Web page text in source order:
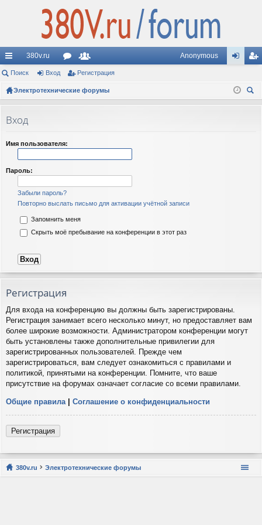
с
ы
и
380v.ru
ор
ум
ол
ьз
и
Anonymous
д ис
Поиск Вход Регистрация
Электротехнические форумы
Вход
Имя пользователя:
Пароль:
Забыли пароль?
Повторно выслать письмо для активации учётной записи
Запомнить меня
Скрыть моё пребывание на конференции в этот раз
Регистрация
Для входа на конференцию вы должны быть зарегистрированы.
Регистрация занимает всего несколько минут, но предоставляет вам
более широкие возможности. Администратором конференции могут
быть установлены также дополнительные привилегии для
зарегистрированных пользователей. Прежде чем
зарегистрироваться, вам следует ознакомиться с правилами и
политикой, принятыми на конференции. Помните, что ваше
присутствие на форумах означает согласие со всеми правилами.
Общие правила | Соглашение о конфиденциальности
Регистрация
380v.ru Электротехнические форумы